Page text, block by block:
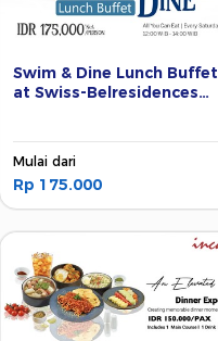
Swim & Dine Lunch Buffet
at Swiss-Belresidences
Mulai dari
Rp 175.000